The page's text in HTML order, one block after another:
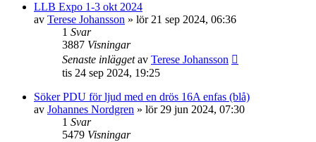
LLB Expo 1-3 okt 2024
av Terese Johansson » lör 21 sep 2024, 06:36
1 Svar
3887 Visningar
Senaste inläggetav Terese Johansson
tis 24 sep 2024, 19:25
Söker PDU för ljud med en drös 16A enfas (blå)
av Johannes Nordgren » lör 29 jun 2024, 07:30
1 Svar
5479 Visningar